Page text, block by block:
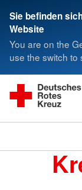
Sie befinden
Website
You are on the
use the switch to